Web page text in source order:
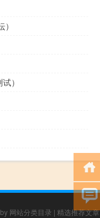
）
网站分类目录 | 精选推荐文章